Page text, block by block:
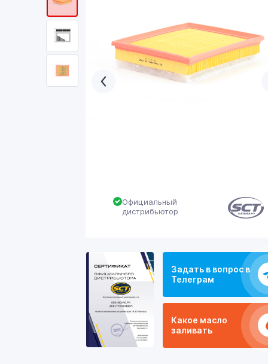
Официальный
дистрибьютор
Задать в вопрос в
Телеграм
Какое масло
заливать